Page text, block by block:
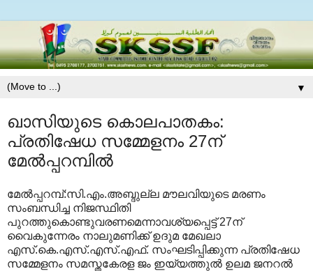
▼
ഖാസിയുടെ കൊലപാതകം:
പ്രതിഷേധ സമ്മേളനം 27ന്
മേല്‍പ്പറമ്പില്‍
മേല്‍പ്പറമ്പ്:സി.എം.അബ്ദുല്ല മൗലവിയുടെ മരണം
സംബന്ധിച്ച നിജസ്ഥിതി
പുറത്തുകൊണ്ടുവരണമെന്നാവശ്യപ്പെട്ട് 27ന്
വൈകുന്നേരം നാലുമണിക്ക് ഉദുമ മേഖലാ
എസ്.കെ.എസ്.എസ്.എഫ്. സംഘടിപ്പിക്കുന്ന പ്രതിഷേധ
സമ്മേളനം സമസ്തകേരള ജം ഇയ്യത്തുല്‍ ഉലമ ജനറല്‍